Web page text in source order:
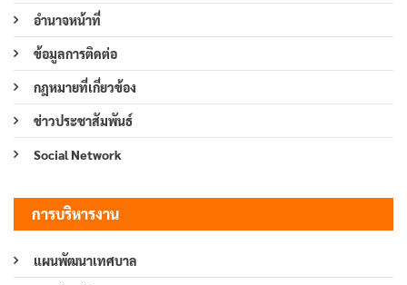
อำนาจหน้าที่
ข้อมูลการติดต่อ
กฎหมายที่เกี่ยวข้อง
ข่าวประชาสัมพันธ์
Social Network
การบริหารงาน
แผนพัฒนาเทศบาล